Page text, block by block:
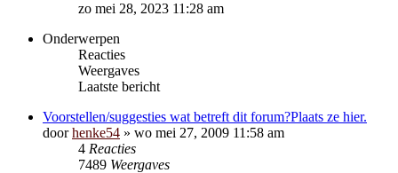
zo mei 28, 2023 11:28 am
Onderwerpen
Reacties
Weergaves
Laatste bericht
Voorstellen/suggesties wat betreft dit forum?Plaats ze hier.
doorhenke54 » wo mei 27, 2009 11:58 am
4 Reacties
7489 Weergaves